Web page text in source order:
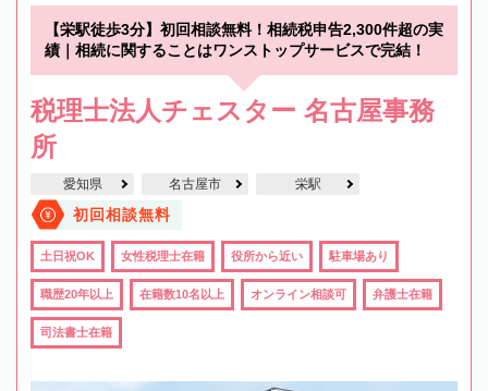
【栄駅徒歩3分】初回相談無料！相続税申告2,300件超の実
績｜相続に関することはワンストップサービスで完結！
税理士法人チェスター 名古屋事務
所
愛知県 名古屋市 栄駅
初回相談無料
土日祝OK 女性税理士在籍 役所から近い 駐車場あり
職歴20年以上 在籍数10名以上 オンライン相談可 弁護士在籍
司法書士在籍